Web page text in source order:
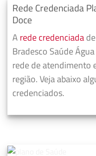
Rede Credenciada
Doce
A rede credenciada
Bradesco Saúde
rede de atendimento
região. Veja abaixo
credenciados.